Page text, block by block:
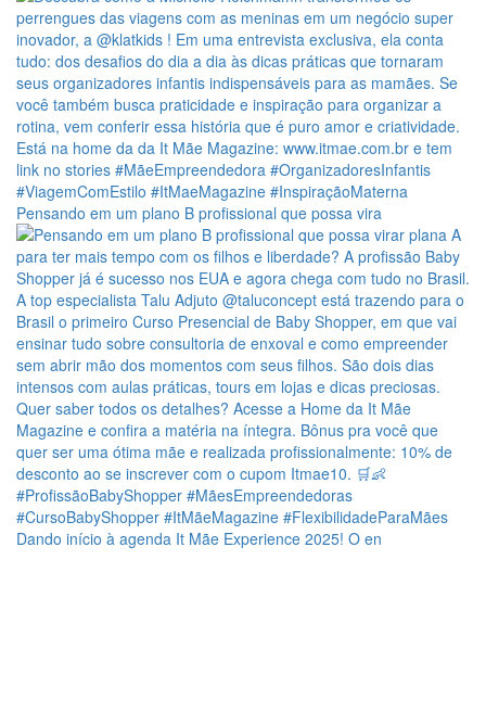
Pensando em um plano B profissional que possa vira
Dando início à agenda It Mãe Experience 2025! O en